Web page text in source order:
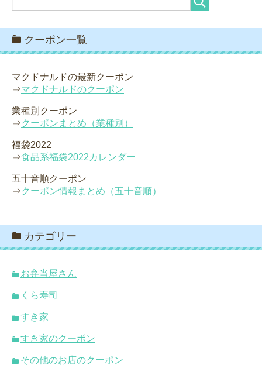
クーポン一覧
マクドナルドの最新クーポン
⇒マクドナルドのクーポン
業種別クーポン
⇒クーポンまとめ（業種別）
福袋2022
⇒食品系福袋2022カレンダー
五十音順クーポン
⇒クーポン情報まとめ（五十音順）
カテゴリー
お弁当屋さん
くら寿司
すき家
すき家のクーポン
その他のお店のクーポン